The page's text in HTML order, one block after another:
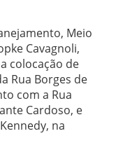
Meio
Cavagnoli,
colocação de
Rua Borges de
com a Rua
Cardoso, e
na